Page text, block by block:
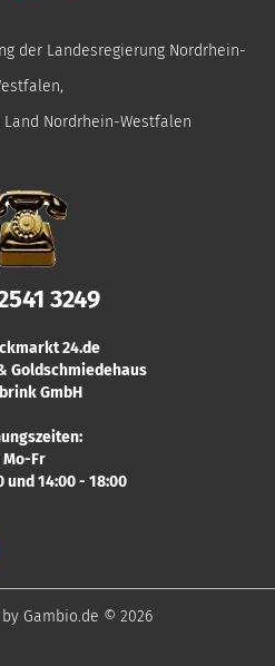
der Landesregierung Nordrhein-
Nordrhein-Westfalen
3249
24.de
Goldschmiedehaus
GmbH
Mo-Fr
und 14:00 - 18:00
by Gambio.de © 2026